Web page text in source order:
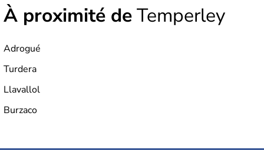
À proximité deTemperley
Adrogué
Turdera
Llavallol
Burzaco